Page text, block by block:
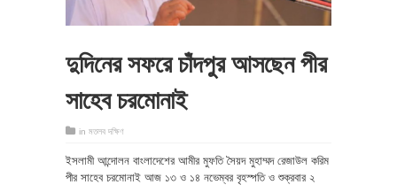
দুদিনের সফরে চাঁদপুর আসছেন পীর
সাহেব চরমোনাই
in মতলব দক্ষিণ
ইসলামী আন্দোলন বাংলাদেশের আমীর মুফতি সৈয়দ মুহাম্মদ রেজাউল করিম
পীর সাহেব চরমোনাই আজ ১৩ ও ১৪ নভেম্বর বৃহস্পতি ও শুক্রবার ২